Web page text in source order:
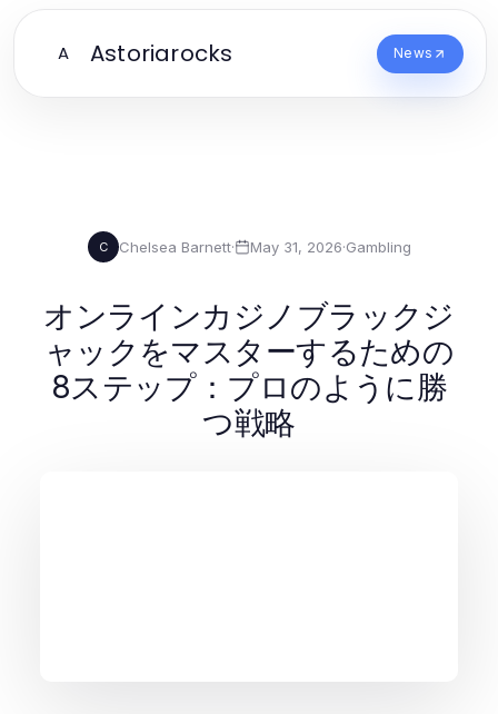
A Astoriarocks News
C Chelsea Barnett· May 31, 2026·Gambling
オンラインカジノブラックジ
ャックをマスターするための
8ステップ：プロのように勝
つ戦略